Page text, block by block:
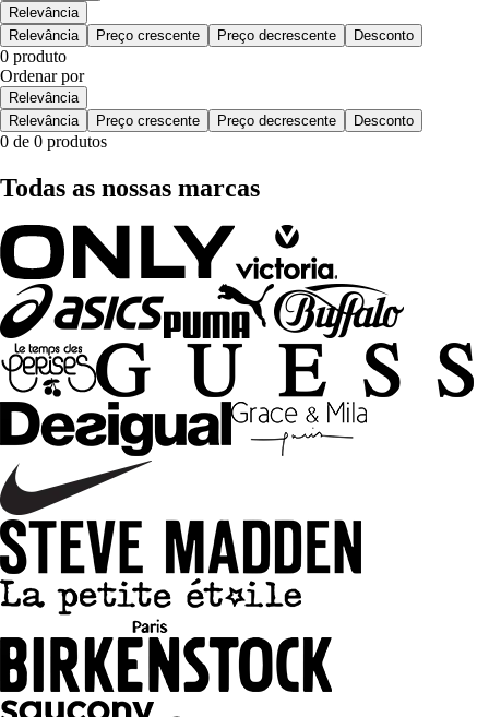
Relevância
Relevância
Preço crescente Preço decrescente Desconto
0 produto
Ordenar por
Relevância
Relevância
Preço crescente Preço decrescente Desconto
0 de 0 produtos
Todas as nossas marcas